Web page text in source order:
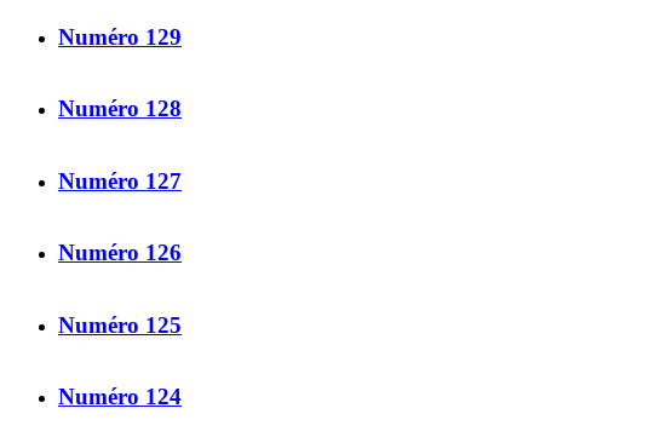
Numéro 129
Numéro 128
Numéro 127
Numéro 126
Numéro 125
Numéro 124